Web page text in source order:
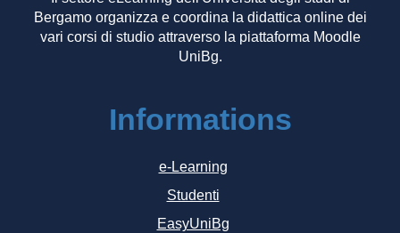
Bergamo organizza e coordina la didattica online dei
vari corsi di studio attraverso la piattaforma Moodle
UniBg.
Informations
e-Learning
Studenti
EasyUniBg